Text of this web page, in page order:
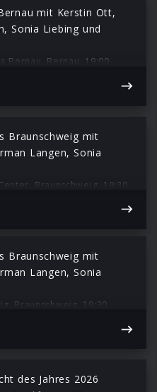
mit Kerstin Ott,
Sonia Liebing und
Bernau, Bernau, 19:00
Braunschweig mit
Langen, Sonia
Braunschweig, 19:30
Braunschweig mit
Langen, Sonia
Braunschweig, 19:30
des Jahres 2026